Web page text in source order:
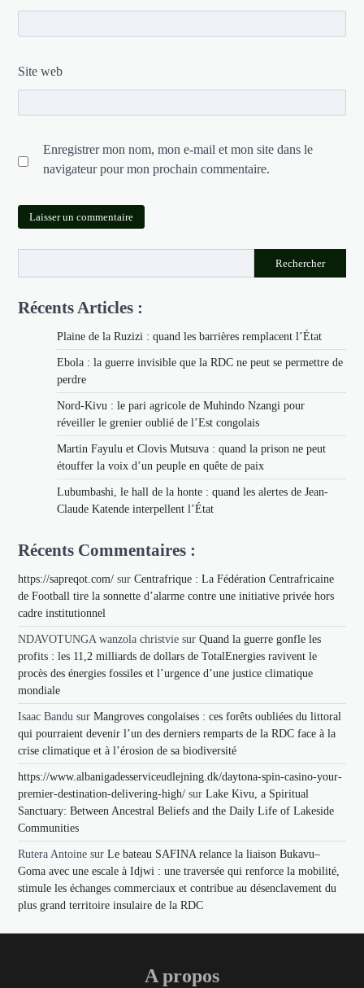
Site web
Enregistrer mon nom, mon e-mail et mon site dans le
navigateur pour mon prochain commentaire.
Rechercher
Récents Articles :
Plaine de la Ruzizi : quand les barrières remplacent l’État
Ebola : la guerre invisible que la RDC ne peut se permettre de
perdre
Nord-Kivu : le pari agricole de Muhindo Nzangi pour
réveiller le grenier oublié de l’Est congolais
Martin Fayulu et Clovis Mutsuva : quand la prison ne peut
étouffer la voix d’un peuple en quête de paix
Lubumbashi, le hall de la honte : quand les alertes de Jean-
Claude Katende interpellent l’État
Récents Commentaires :
https://sapreqot.com/ surCentrafrique : La Fédération Centrafricaine
de Football tire la sonnette d’alarme contre une initiative privée hors
cadre institutionnel
NDAVOTUNGA wanzola christvie surQuand la guerre gonfle les
profits : les 11,2 milliards de dollars de TotalEnergies ravivent le
procès des énergies fossiles et l’urgence d’une justice climatique
mondiale
Isaac Bandu surMangroves congolaises : ces forêts oubliées du littoral
qui pourraient devenir l’un des derniers remparts de la RDC face à la
crise climatique et à l’érosion de sa biodiversité
https://www.albanigadesserviceudlejning.dk/daytona-spin-casino-your-
premier-destination-delivering-high/ surLake Kivu, a Spiritual
Sanctuary: Between Ancestral Beliefs and the Daily Life of Lakeside
Communities
Rutera Antoine surLe bateau SAFINA relance la liaison Bukavu–
Goma avec une escale à Idjwi : une traversée qui renforce la mobilité,
stimule les échanges commerciaux et contribue au désenclavement du
plus grand territoire insulaire de la RDC
A propos